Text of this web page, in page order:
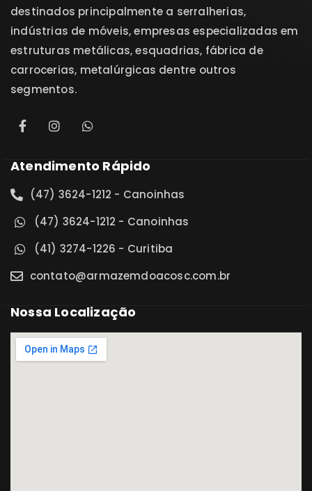
destinados principalmente a serralherias,
indústrias de móveis, empresas especializadas em
estruturas metálicas, esquadrias, fábrica de
carrocerias, metalúrgicas dentre outros
segmentos.
Atendimento Rápido
(47) 3624-1212 - Canoinhas
(47) 3624-1212 - Canoinhas
(41) 3274-1226 - Curitiba
contato@armazemdoacosc.com.br
Nossa Localização